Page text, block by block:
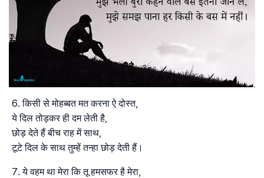
किसी से मोहब्बत मत करना ऐ दोस्त,
ये दिल तोड़कर ही दम लेती है,
छोड़ देते हैं बीच राह में साथ,
टूटे दिल के साथ तुम्हें तन्हा छोड़ देती हैं।
ये वहम था मेरा कि तू हमसफर है मेरा,